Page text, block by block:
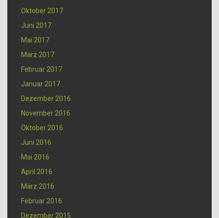
Oktober 2017
Juni 2017
Mai 2017
März 2017
Februar 2017
Januar 2017
Dezember 2016
November 2016
Oktober 2016
Juni 2016
Mai 2016
April 2016
März 2016
Februar 2016
Dezember 2015